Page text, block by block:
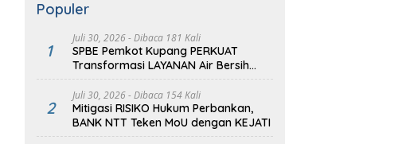
Populer
1
Juli 30, 2026- Dibaca 181 Kali
SPBE Pemkot Kupang PERKUAT
Transformasi LAYANAN Air Bersih
dari PDAM Tirta Lontar
2
Juli 30, 2026- Dibaca 154 Kali
Mitigasi RISIKO Hukum Perbankan,
BANK NTT Teken MoU dengan KEJATI